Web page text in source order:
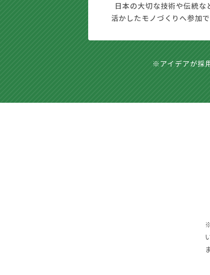
日本の大切な技術や伝統な
活かしたモノづくりへ参加
※アイデアが採